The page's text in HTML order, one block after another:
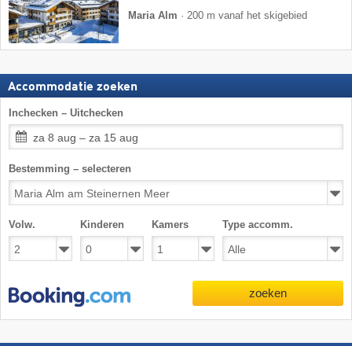
Maria Alm · 200 m vanaf het skigebied
Accommodatie zoeken
Inchecken – Uitchecken
za 8 aug – za 15 aug
Bestemming – selecteren
Volw. Kinderen Kamers Type accomm.
zoeken